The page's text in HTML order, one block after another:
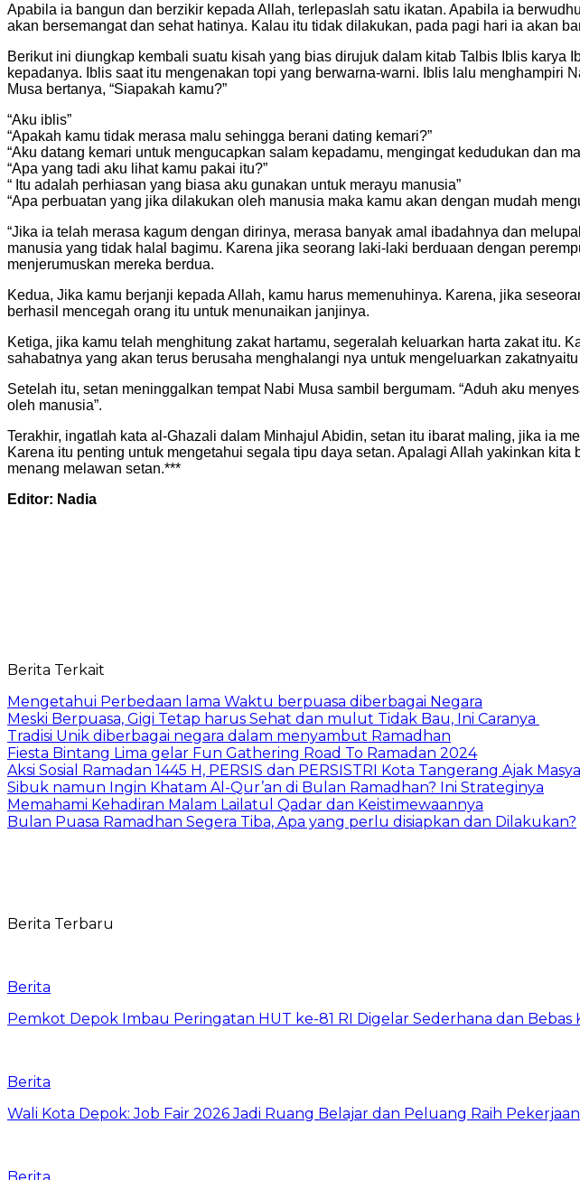
Apabila ia bangun dan berzikir kepada Allah, terlepaslah satu ikatan. Apabila ia
akan bersemangat dan sehat hatinya. Kalau itu tidak dilakukan, pada pagi hari ia akan
Berikut ini diungkap kembali suatu kisah yang bias dirujuk dalam kitab Talbis Iblis
kepadanya. Iblis saat itu mengenakan topi yang berwarna-warni. Iblis lalu menghampiri
Musa bertanya, “Siapakah kamu?”
“Aku iblis”
“Apakah kamu tidak merasa malu sehingga berani dating kemari?”
“Aku datang kemari untuk mengucapkan salam kepadamu, mengingat kedudukan dan
“Apa yang tadi aku lihat kamu pakai itu?”
“ Itu adalah perhiasan yang biasa aku gunakan untuk merayu manusia”
“Apa perbuatan yang jika dilakukan oleh manusia maka kamu akan dengan mudah
“Jika ia telah merasa kagum dengan dirinya, merasa banyak amal ibadahnya dan
manusia yang tidak halal bagimu. Karena jika seorang laki-laki berduaan dengan
menjerumuskan mereka berdua.
Kedua, Jika kamu berjanji kepada Allah, kamu harus memenuhinya. Karena, jika
berhasil mencegah orang itu untuk menunaikan janjinya.
Ketiga, jika kamu telah menghitung zakat hartamu, segeralah keluarkan harta zakat itu.
sahabatnya yang akan terus berusaha menghalangi nya untuk mengeluarkan
Setelah itu, setan meninggalkan tempat Nabi Musa sambil bergumam. “Aduh aku
oleh manusia”.
Terakhir, ingatlah kata al-Ghazali dalam Minhajul Abidin, setan itu ibarat maling, jika ia
Karena itu penting untuk mengetahui segala tipu daya setan. Apalagi Allah yakinkan
menang melawan setan.***
Editor: Nadia
Berita Terkait
Mengetahui Perbedaan lama Waktu berpuasa diberbagai Negara
Meski Berpuasa, Gigi Tetap harus Sehat dan mulut Tidak Bau, Ini Caranya
Tradisi Unik diberbagai negara dalam menyambut Ramadhan
Fiesta Bintang Lima gelar Fun Gathering Road To Ramadan 2024
Aksi Sosial Ramadan 1445 H, PERSIS dan PERSISTRI Kota Tangerang Ajak
Sibuk namun Ingin Khatam Al-Qur’an di Bulan Ramadhan? Ini Strateginya
Memahami Kehadiran Malam Lailatul Qadar dan Keistimewaannya
Bulan Puasa Ramadhan Segera Tiba, Apa yang perlu disiapkan dan Dilakukan?
Berita Terbaru
Berita
Pemkot Depok Imbau Peringatan HUT ke-81 RI Digelar Sederhana dan
Berita
Wali Kota Depok: Job Fair 2026 Jadi Ruang Belajar dan Peluang Raih Pekerjaan